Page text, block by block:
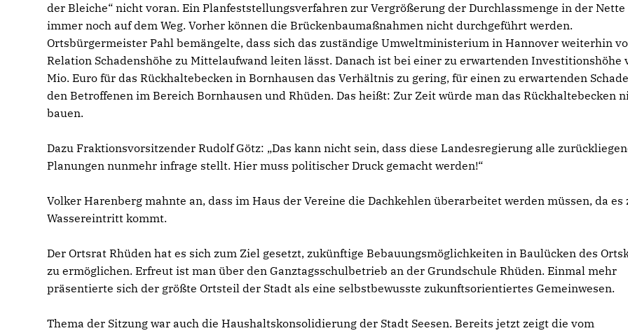
der Bleiche“ nicht voran. Ein Planfeststellungsverfahren zur Vergrößerung der Durchlassmenge in der
immer noch auf dem Weg. Vorher können die Brückenbaumaßnahmen nicht durchgeführt werden.
Ortsbürgermeister Pahl bemängelte, dass sich das zuständige Umweltministerium in Hannover weiterhin
Relation Schadenshöhe zu Mittelaufwand leiten lässt. Danach ist bei einer zu erwartenden Investitionshöhe
Mio. Euro für das Rückhaltebecken in Bornhausen das Verhältnis zu gering, für einen zu erwartenden
den Betroffenen im Bereich Bornhausen und Rhüden. Das heißt: Zur Zeit würde man das Rückhaltebecken
bauen.
Dazu Fraktionsvorsitzender Rudolf Götz: „Das kann nicht sein, dass diese Landesregierung alle
Planungen nunmehr infrage stellt. Hier muss politischer Druck gemacht werden!“
Volker Harenberg mahnte an, dass im Haus der Vereine die Dachkehlen überarbeitet werden müssen, da es
Wassereintritt kommt.
Der Ortsrat Rhüden hat es sich zum Ziel gesetzt, zukünftige Bebauungsmöglichkeiten in Baulücken des
zu ermöglichen. Erfreut ist man über den Ganztagsschulbetrieb an der Grundschule Rhüden. Einmal mehr
präsentierte sich der größte Ortsteil der Stadt als eine selbstbewusste zukunftsorientiertes Gemeinwesen.
Thema der Sitzung war auch die Haushaltskonsolidierung der Stadt Seesen. Bereits jetzt zeigt die vom